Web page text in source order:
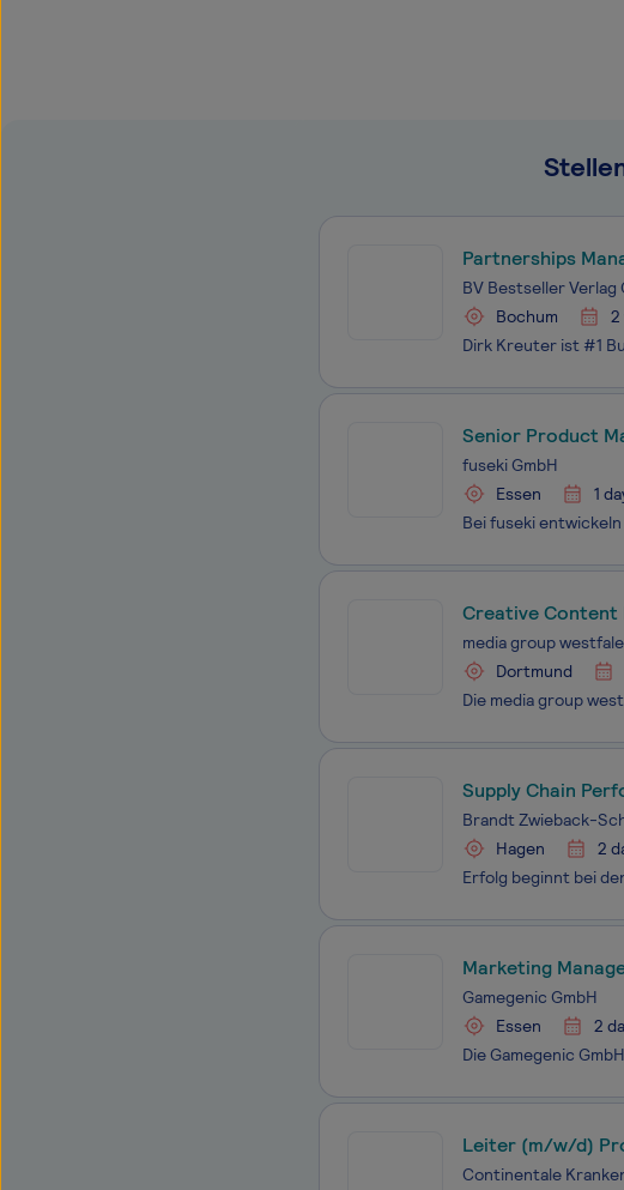
Partnerships
BV Bestseller Verlag
Bochum
2
Senior Product
fuseki GmbH
Essen
1
Creative Content
media group
Dortmund
Supply Chain
Brandt Zwieback-
Hagen
2
Marketing
Gamegenic GmbH
Essen
2
Leiter (m/w/d)
Continentale